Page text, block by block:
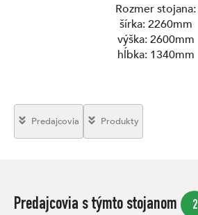
Rozmer stojana:
šírka: 2260mm
výška: 2600mm
hĺbka: 1340mm
Predajcovia Produkty
Predajcovia s týmto stojanom 2